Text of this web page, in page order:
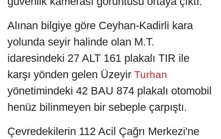
Alınan bilgiye göre Ceyhan-Kadirli kara
yolunda seyir halinde olan M.T.
idaresindeki 27 ALT 161 plakalı TIR ile
karşı yönden gelen Üzeyir Turhan
yönetimindeki 42 BAU 874 plakalı otomobil
henüz bilinmeyen bir sebeple çarpıştı.
Çevredekilerin 112 Acil Çağrı Merkezi'ne